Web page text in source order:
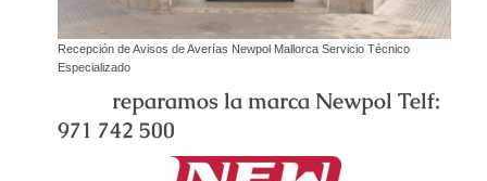
Recepción de Avisos de Averías Newpol Mallorca Servicio Técnico
Especializado
reparamos la marca Newpol Telf:
971 742 500